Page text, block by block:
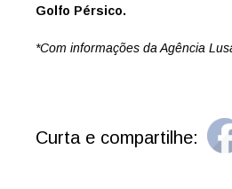
Golfo Pérsico.
*Com informações da Agência
Curta e compartilhe: